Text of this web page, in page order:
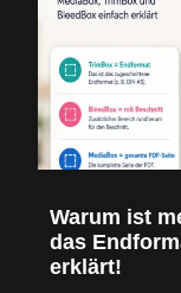
Warum ist
das
erklärt!